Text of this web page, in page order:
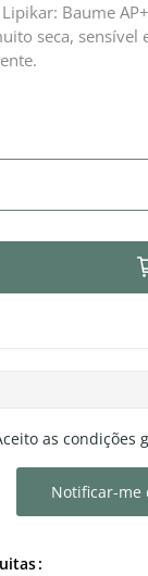
Lipikar: Baume
seca, sensível
as condições
Notificar-me